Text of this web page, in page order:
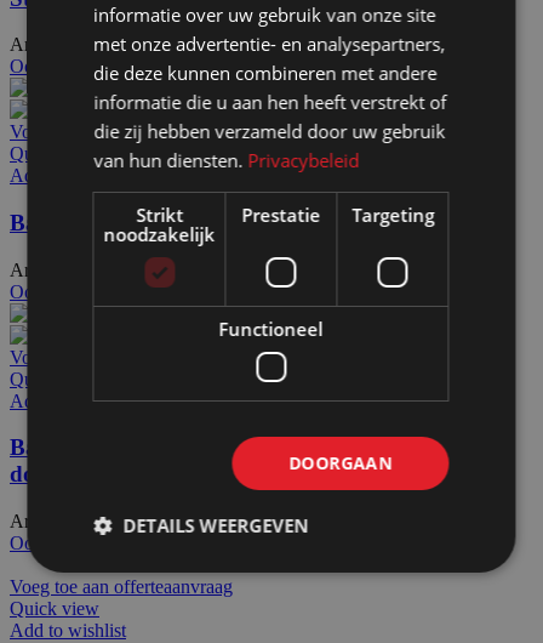
Artikelnummer: 30518€211,00 Excl. BTW
Ook te huur
Voeg toe aan offerteaanvraag
Quick view
Add to wishlist
Bar HxBxD120x120x60cm wit
Artikelnummer: 30400 1.058,00 Excl. BTW
Ook te huur
Voeg toe aan offerteaanvraag
Quick view
Add to wishlist
Bar HxBxD120x120x60cm wit met LED
doekenframe
Artikelnummer: 30450€1.509,00 Excl. BTW
Ook te huur
Voeg toe aan offerteaanvraag
Quick view
Add to wishlist
informatie over uw gebruik van onze site
met onze advertentie- en analysepartners,
die deze kunnen combineren met andere
informatie die u aan hen heeft verstrekt of
die zij hebben verzameld door uw gebruik
van hun diensten. Privacybeleid
Strikt
noodzakelijk
Prestatie Targeting
Functioneel
DOORGAAN
DETAILS WEERGEVEN